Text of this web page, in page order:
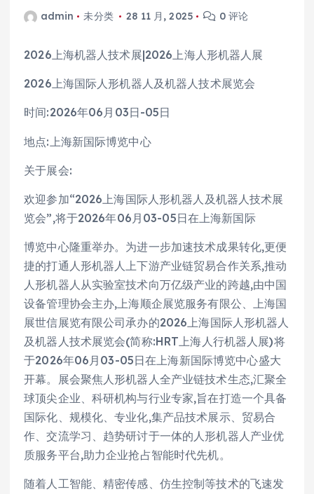
admin 未分类 28 11 月, 2025 0 评论
2026上海机器人技术展|2026上海人形机器人展
2026上海国际人形机器人及机器人技术展览会
时间:2026年06月03日-05日
地点:上海新国际博览中心
关于展会:
欢迎参加“2026上海国际人形机器人及机器人技术展
览会”,将于2026年06月03-05日在上海新国际
博览中心隆重举办。为进一步加速技术成果转化,更便
捷的打通人形机器人上下游产业链贸易合作关系,推动
人形机器人从实验室技术向万亿级产业的跨越,由中国
设备管理协会主办,上海顺企展览服务有限公、上海国
展世信展览有限公司承办的2026上海国际人形机器人
及机器人技术展览会(简称:HRT上海人行机器人展)将
于2026年06月03-05日在上海新国际博览中心盛大
开幕。展会聚焦人形机器人全产业链技术生态,汇聚全
球顶尖企业、科研机构与行业专家,旨在打造一个具备
国际化、规模化、专业化,集产品技术展示、贸易合
作、交流学习、趋势研讨于一体的人形机器人产业优
质服务平台,助力企业抢占智能时代先机。
随着人工智能、精密传感、仿生控制等技术的飞速发